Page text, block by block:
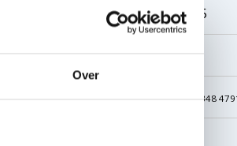
Over
0348 4791 95
Chat
WhatsApp 0348